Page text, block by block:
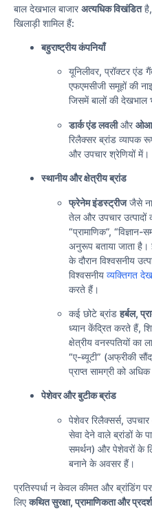
बाल देखभाल बाजारअत्यधिक विखंडितहै,
खिलाड़ी शामिल हैं:
बहुराष्ट्रीय कंपनियाँ
यूनिलीवर, प्रॉक्टर एंड
एफएमसीजी समूहों की
जिसमें बालों की देखभाल
डार्क एंड लवलीऔर
रिलैक्सर ब्रांड व्यापक
और उपचार श्रेणियों में।
स्थानीय और क्षेत्रीय ब्रांड
फ्रेनेम इंडस्ट्रीजजैसे
तेल और उपचार उत्पादों
“प्रामाणिक”,
अनुरूप बताया जाता
के दौरान विश्वसनीय
विश्वसनीय व्यक्तिगत
करते हैं।
कई छोटे ब्रांडहर्बल,
ध्यान केंद्रित करते हैं,
क्षेत्रीय वनस्पतियों का
“ए-ब्यूटी” (अफ्रीकी
प्राप्त सामग्री को अधिक
पेशेवर और बुटीक ब्रांड
पेशेवर रिलैक्सर्स,
सेवा देने वाले ब्रांडों के
समर्थन) और पेशेवरों के
बनाने के अवसर हैं।
प्रतिस्पर्धा न केवल कीमत और ब्रांडिंग
लिएकथित सुरक्षा, प्रामाणिकता और